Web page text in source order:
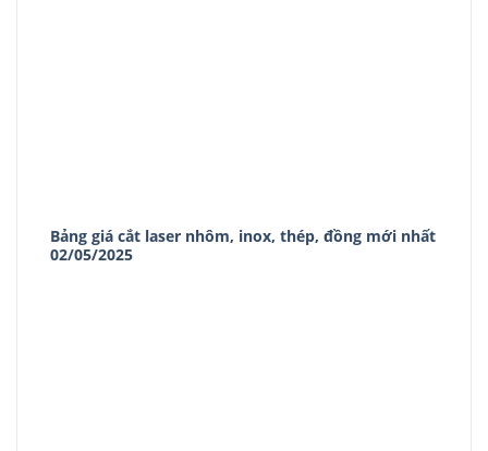
Bảng giá cắt laser nhôm, inox, thép, đồng mới nhất
02/05/2025